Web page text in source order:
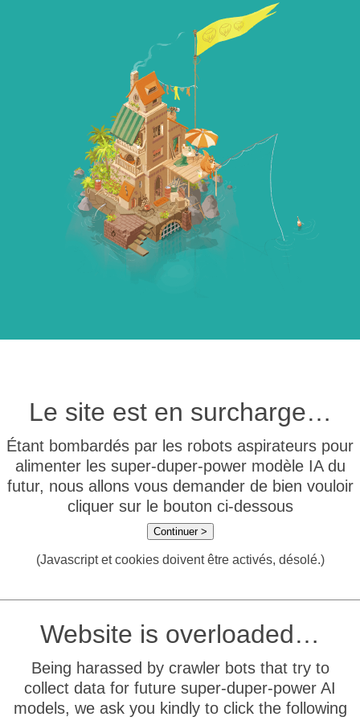
Le site est en surcharge…
Étant bombardés par les robots aspirateurs pour
alimenter les super-duper-power modèle IA du
futur, nous allons vous demander de bien vouloir
cliquer sur le bouton ci-dessous
Continuer >
(Javascript et cookies doivent être activés, désolé.)
Website is overloaded…
Being harassed by crawler bots that try to
collect data for future super-duper-power AI
models, we ask you kindly to click the following